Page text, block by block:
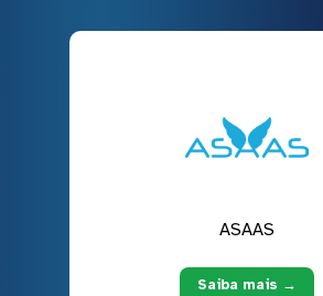
ASAAS
Saiba mais →